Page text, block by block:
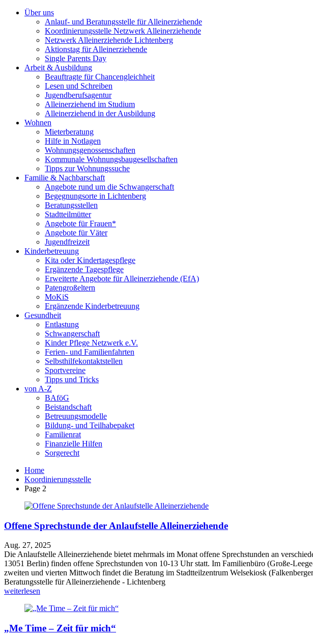
Über uns
Anlauf- und Beratungsstelle für Alleinerziehende
Koordinierungsstelle Netzwerk Alleinerziehende
Netzwerk Alleinerziehende Lichtenberg
Aktionstag für Alleinerziehende
Single Parents Day
Arbeit & Ausbildung
Beauftragte für Chancengleichheit
Lesen und Schreiben
Jugendberufsagentur
Alleinerziehend im Studium
Alleinerziehend in der Ausbildung
Wohnen
Mieterberatung
Hilfe in Notlagen
Wohnungsgenossenschaften
Kommunale Wohnungsbaugesellschaften
Tipps zur Wohnungssuche
Familie & Nachbarschaft
Angebote rund um die Schwangerschaft
Begegnungsorte in Lichtenberg
Beratungsstellen
Stadtteilmütter
Angebote für Frauen*
Angebote für Väter
Jugendfreizeit
Kinderbetreuung
Kita oder Kindertagespflege
Ergänzende Tagespflege
Erweiterte Angebote für Alleinerziehende (EfA)
Patengroßeltern
MoKiS
Ergänzende Kinderbetreuung
Gesundheit
Entlastung
Schwangerschaft
Kinder Pflege Netzwerk e.V.
Ferien- und Familienfahrten
Selbsthilfekontaktstellen
Sportvereine
Tipps und Tricks
von A-Z
BAföG
Beistandschaft
Betreuungsmodelle
Bildung- und Teilhabepaket
Familienrat
Finanzielle Hilfen
Sorgerecht
Home
Koordinierungsstelle
Page 2
Offene Sprechstunde der Anlaufstelle Alleinerziehende
Aug. 27, 2025
Die Anlaufstelle Alleinerziehende bietet mehrmals im Monat offene Sprechstunden an
13051 Berlin) finden offene Sprechstunden von 10-13 Uhr statt. Im Familienbüro (Große-
zweiten und vierten Mittwoch findet die Beratung im Stadtteilzentrum Welsekiosk
Beratungsstelle für Alleinerziehende - Lichtenberg
weiterlesen
„Me Time – Zeit für mich“